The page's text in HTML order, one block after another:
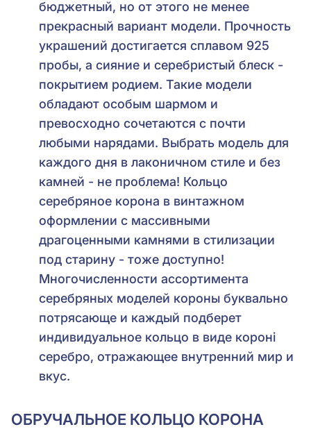
бюджетный, но от этого не менее
прекрасный вариант модели. Прочность
украшений достигается сплавом 925
пробы, а сияние и серебристый блеск -
покрытием родием. Такие модели
обладают особым шармом и
превосходно сочетаются с почти
любыми нарядами. Выбрать модель для
каждого дня в лаконичном стиле и без
камней - не проблема! Кольцо
серебряное корона в винтажном
оформлении с массивными
драгоценными камнями в стилизации
под старину - тоже доступно!
Многочисленности ассортимента
серебряных моделей короны буквально
потрясающе и каждый подберет
индивидуальное кольцо в виде короні
серебро, отражающее внутренний мир и
вкус.
ОБРУЧАЛЬНОЕ КОЛЬЦО КОРОНА